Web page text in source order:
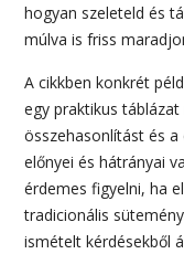
hogyan szeleteld és
múlva is friss
A cikkben konkrét
egy praktikus
összehasonlítást és
előnyei és hátrányai
érdemes figyelni, ha
tradicionális
ismételt kérdésekből